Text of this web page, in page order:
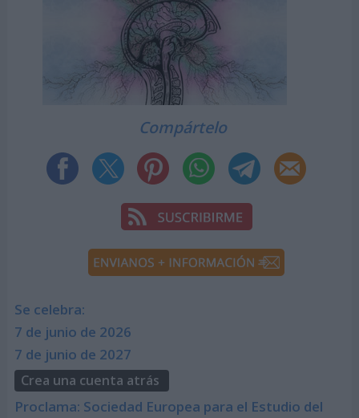
Compártelo
Se celebra:
7 de junio de 2026
7 de junio de 2027
Crea una cuenta atrás
Proclama: Sociedad Europea para el Estudio del